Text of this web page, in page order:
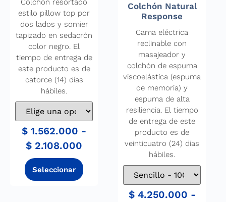
Colchón resortado
estilo pillow top por
dos lados y somier
tapizado en sedacrón
color negro. El
tiempo de entrega de
este producto es de
catorce (14) días
hábiles.
$ 1.562.000 -
$ 2.108.000
Colchón Natural
Response
Cama eléctrica
reclinable con
masajeador y
colchón de espuma
viscoelástica (espuma
de memoria) y
espuma de alta
resiliencia. El tiempo
de entrega de este
producto es de
veinticuatro (24) días
hábiles.
$4.250.000 -